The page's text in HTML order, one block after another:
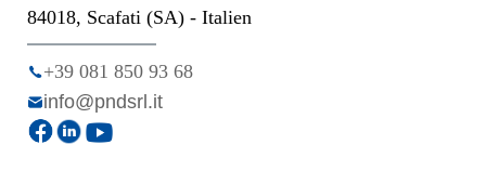
84018, Scafati (SA) - Italien
+39 081 850 93 68
info@pndsrl.it